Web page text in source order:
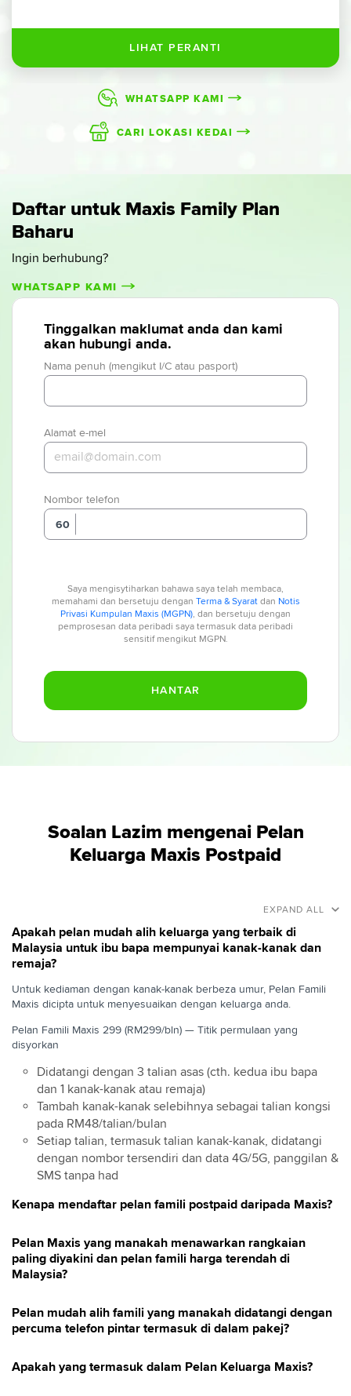
WHATSAPP KAMI
CARI LOKASI KEDAI
Daftar untuk Maxis Family Plan
Baharu
Ingin berhubung?
WHATSAPP KAMI
Tinggalkan maklumat anda dan kami
akan hubungi anda.
Nama penuh (mengikut I/C atau pasport)
Alamat e-mel
Nombor telefon
60
Saya mengisytiharkan bahawa saya telah membaca,
memahami dan bersetuju dengan Terma & Syaratdan Notis
Privasi Kumpulan Maxis (MGPN), dan bersetuju dengan
pemprosesan data peribadi saya termasuk data peribadi
sensitif mengikut MGPN.
Soalan Lazim mengenai Pelan
Keluarga Maxis Postpaid
EXPAND ALL
Apakah pelan mudah alih keluarga yang terbaik di
Malaysia untuk ibu bapa mempunyai kanak-kanak dan
remaja?
Untuk kediaman dengan kanak-kanak berbeza umur, Pelan Famili
Maxis dicipta untuk menyesuaikan dengan keluarga anda.
Pelan Famili Maxis 299 (RM299/bln) — Titik permulaan yang
disyorkan
Didatangi dengan 3 talian asas (cth. kedua ibu bapa
dan 1 kanak-kanak atau remaja)
Tambah kanak-kanak selebihnya sebagai talian kongsi
pada RM48/talian/bulan
Setiap talian, termasuk talian kanak-kanak, didatangi
dengan nombor tersendiri dan data 4G/5G, panggilan &
SMS tanpa had
Kenapa mendaftar pelan famili postpaid daripada Maxis?
Pelan Maxis yang manakah menawarkan rangkaian
paling diyakini dan pelan famili harga terendah di
Malaysia?
Pelan mudah alih famili yang manakah didatangi dengan
percuma telefon pintar termasuk di dalam pakej?
Apakah yang termasuk dalam Pelan Keluarga Maxis?